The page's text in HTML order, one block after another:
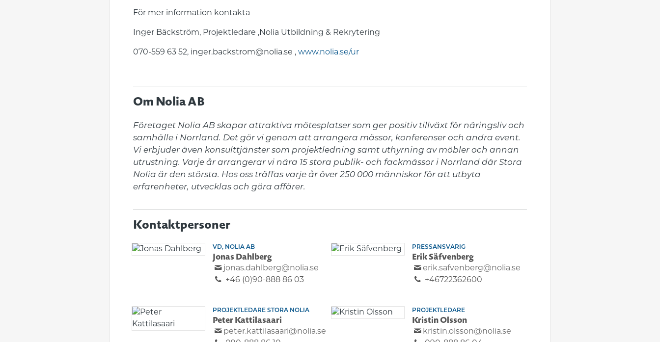
För mer information kontakta
Inger Bäckström, Projektledare ,Nolia Utbildning & Rekrytering
070-559 63 52, inger.backstrom@nolia.se , www.nolia.se/ur
Om Nolia AB
Företaget Nolia AB skapar attraktiva mötesplatser som ger positiv tillväxt för näringsliv och
samhälle i Norrland. Det gör vi genom att arrangera mässor, konferenser och andra event.
Vi erbjuder även konsulttjänster som projektledning samt uthyrning av möbler och annan
utrustning. Varje år arrangerar vi nära 15 stora publik- och fackmässor i Norrland där Stora
Nolia är den största. Hos oss träffas varje år över 250 000 människor för att utbyta
erfarenheter, utvecklas och göra affärer.
Kontaktpersoner
VD, NOLIA AB
Jonas Dahlberg
jonas.dahlberg@nolia.se
+46 (0)90-888 86 03
PRESSANSVARIG
Erik Säfvenberg
erik.safvenberg@nolia.se
+46722362600
PROJEKTLEDARE STORA NOLIA
Peter Kattilasaari
peter.kattilasaari@nolia.se
PROJEKTLEDARE
Kristin Olsson
kristin.olsson@nolia.se